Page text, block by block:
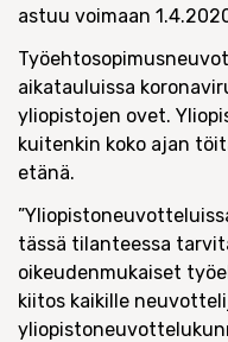
astuu voimaan
aikatauluissa
yliopistojen ovet.
kuitenkin koko ajan
etänä.
tässä tilanteessa
oikeudenmukaiset
kiitos kaikille